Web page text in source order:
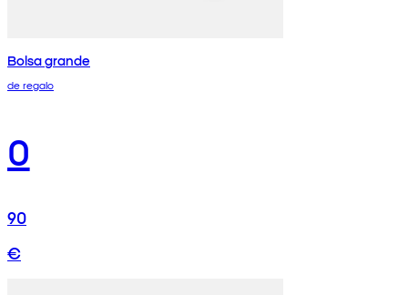
Bolsa grande
de regalo
0
90
€